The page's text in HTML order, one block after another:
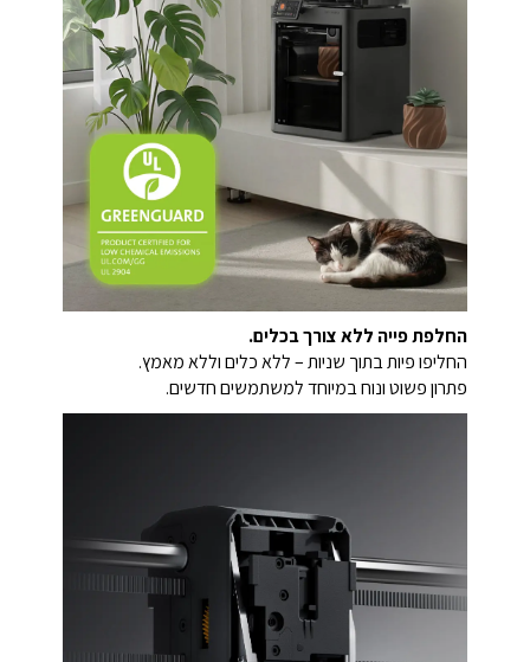
החלפת פייה ללא צורך בכלים.
החליפו פיות בתוך שניות – ללא כלים וללא מאמץ.
פתרון פשוט ונוח במיוחד למשתמשים חדשים.